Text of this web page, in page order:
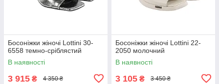
Босоніжки жіночі Lottini 30-
6558 темно-сріблястий
В наявності
3 915 ₴ 4 350 ₴
Босоніжки жіночі Lottini 22-
2050 молочний
В наявності
3 105 ₴ 3 450 ₴